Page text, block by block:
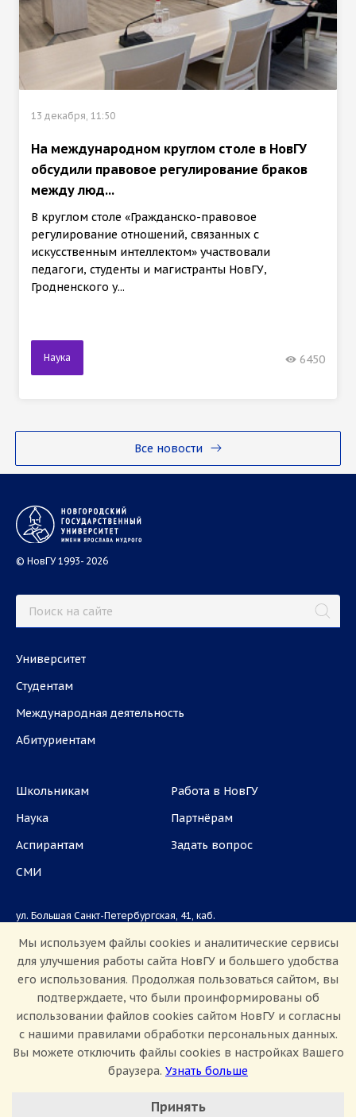
Все новости
13 декабря, 11:50
На международном круглом столе в НовГУ
обсудили правовое регулирование браков
между люд...
В круглом столе «Гражданско-правовое
регулирование отношений, связанных с
искусственным интеллектом» участвовали
педагоги, студенты и магистранты НовГУ,
Гродненского у...
Наука 6450
© НовГУ 1993- 2026
Университет
Студентам
Международная деятельность
Абитуриентам
Школьникам
Наука
Аспирантам
СМИ
Работа в НовГУ
Партнёрам
Задать вопрос
ул. Большая Санкт-Петербургская, 41, каб.
Приемная комиссия: +7(8162)33-20-44
Сведения о доходах
Мы используем файлы cookies и аналитические сервисы
для улучшения работы сайта НовГУ и большего удобства
его использования. Продолжая пользоваться сайтом, вы
подтверждаете, что были проинформированы об
использовании файлов cookies сайтом НовГУ и согласны
с нашими правилами обработки персональных данных.
Вы можете отключить файлы cookies в настройках Вашего
браузера. Узнать больше
Минимальные
Принять